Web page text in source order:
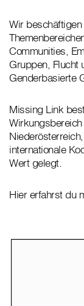
Wir
Communities,
Gruppen, Flucht
Genderbasierte
Missing Link
internationale
Wert gelegt.
Hier erfahrst du